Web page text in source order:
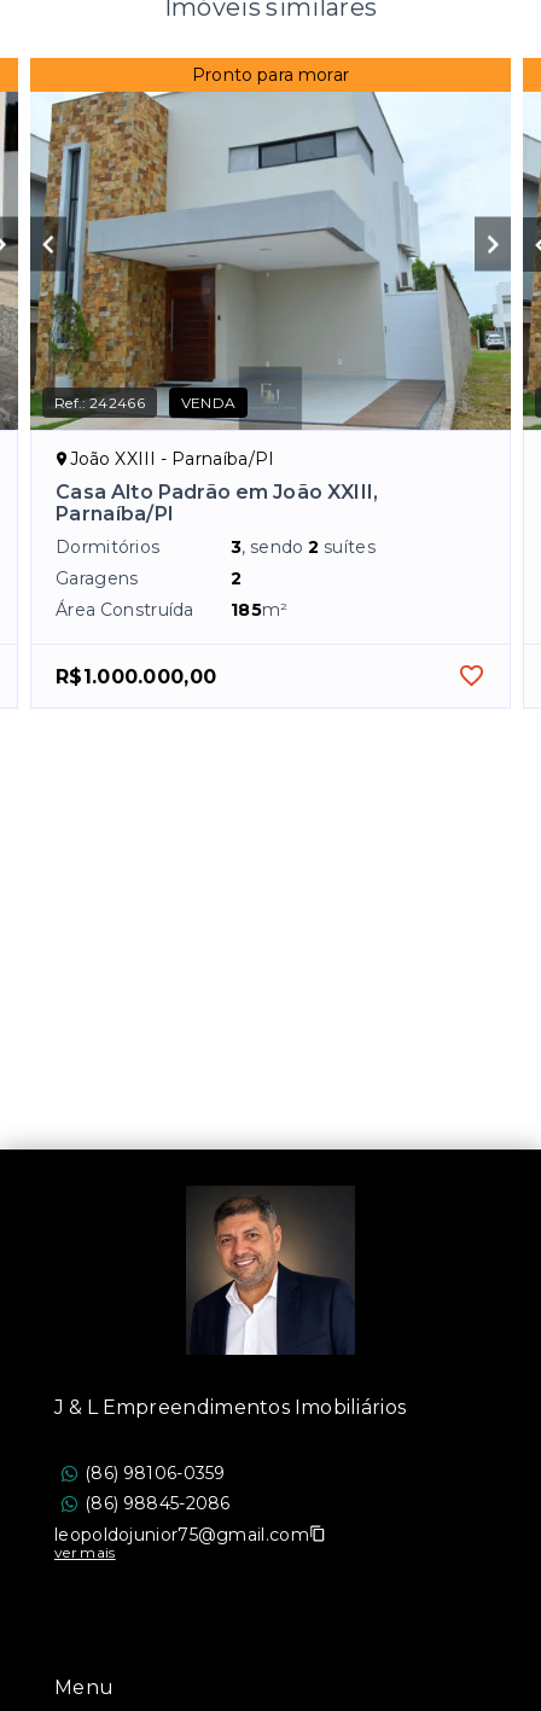
Imóveis similares
Pronto para morar
Ref.:242466 VENDA
João XXIII - Parnaíba/PI
Casa Alto Padrão em João XXIII,
Parnaíba/PI
Dormitórios 3, sendo2 suítes
Garagens
2
Área Construída
185m²
R$1.000.000,00
Menu
J & L Empreendimentos Imobiliários
(86) 98106-0359
(86) 98845-2086
leopoldojunior75@gmail.com
ver mais